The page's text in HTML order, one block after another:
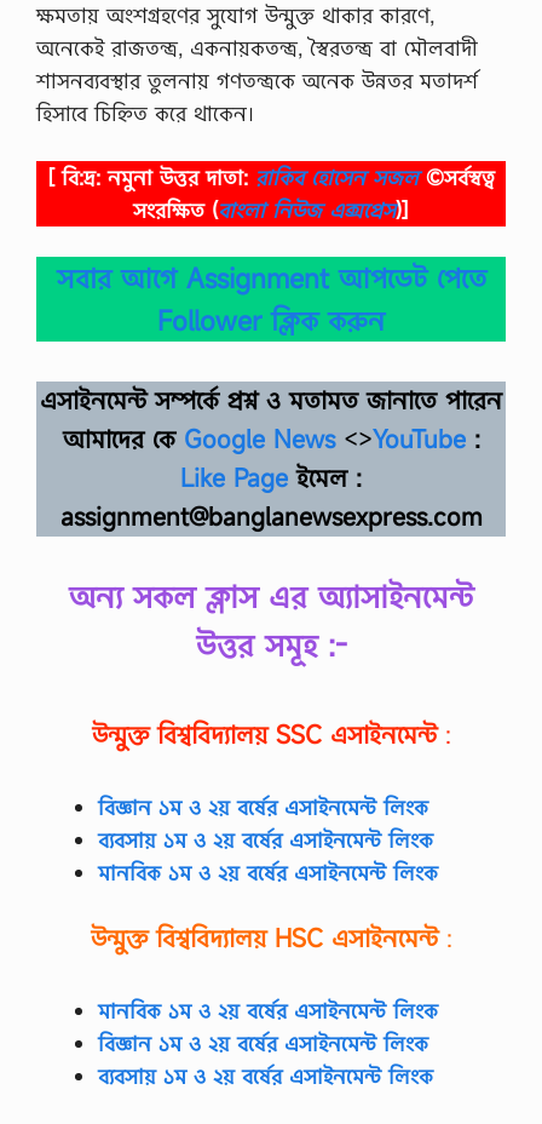
ক্ষমতায় অংশগ্রহণের সুযোগ উন্মুক্ত থাকার কারণে,
অনেকেই রাজতন্ত্র, একনায়কতন্ত্র, স্বৈরতন্ত্র বা মৌলবাদী
শাসনব্যবস্থার তুলনায় গণতন্ত্রকে অনেক উন্নতর মতাদর্শ
হিসাবে চিহ্নিত করে থাকেন।
[ বি:দ্র: নমুনা উত্তর দাতা: রাকিব হোসেন সজল©সর্বস্বত্ব
সংরক্ষিত (বাংলা নিউজ এক্সপ্রেস)]
সবার আগে Assignment আপডেট পেতে
Follower ক্লিক করুন
এসাইনমেন্ট সম্পর্কে প্রশ্ন ও মতামত জানাতে পারেন
আমাদের কে Google News<>YouTube :
Like Page ইমেল :
assignment@banglanewsexpress.com
অন্য সকল ক্লাস এর অ্যাসাইনমেন্ট
উত্তর সমূহ :-
উন্মুক্ত বিশ্ববিদ্যালয়SSC এসাইনমেন্ট:
বিজ্ঞান ১ম ও ২য় বর্ষের এসাইনমেন্ট লিংক
ব্যবসায় ১ম ও ২য় বর্ষের এসাইনমেন্ট লিংক
মানবিক ১ম ও ২য় বর্ষের এসাইনমেন্ট লিংক
উন্মুক্ত বিশ্ববিদ্যালয় HSC এসাইনমেন্ট:
মানবিক ১ম ও ২য় বর্ষের এসাইনমেন্ট লিংক
বিজ্ঞান ১ম ও ২য় বর্ষের এসাইনমেন্ট লিংক
ব্যবসায় ১ম ও ২য় বর্ষের এসাইনমেন্ট লিংক